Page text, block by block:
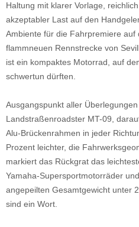
Haltung mit klarer Vorlage,
akzeptabler Last auf den
Ambiente für die Fahrpremiere auf
flammneuen Rennstrecke von
ist ein kompaktes Motorrad, auf
schwertun dürften.
Ausgangspunkt aller
Landstraßenroadster MT-09,
Alu-Brückenrahmen in jeder
Prozent leichter, die
markiert das Rückgrat das
Yamaha-Supersportmotorräder
angepeilten Gesamtgewicht unter
sind ein Wort.